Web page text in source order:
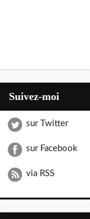
Suivez-moi
sur Twitter
sur Facebook
via RSS